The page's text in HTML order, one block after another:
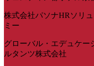
株式会社パソナHRソリ
ミー
グローバル・エデュケー
ルタンツ株式会社